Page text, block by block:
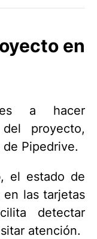
en
a hacer
proyecto,
de Pipedrive.
, el estado de
en las tarjetas
detectar
atención.